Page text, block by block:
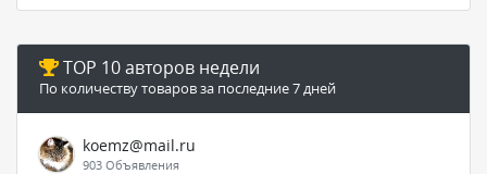
TOP 10 авторов недели
По количеству товаров за последние 7 дней
koemz@mail.ru
903 Объявления